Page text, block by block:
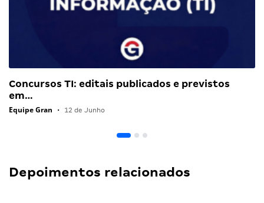
Concursos TI: editais publicados e previstos
em…
Equipe Gran • 12 de Junho
Depoimentos relacionados